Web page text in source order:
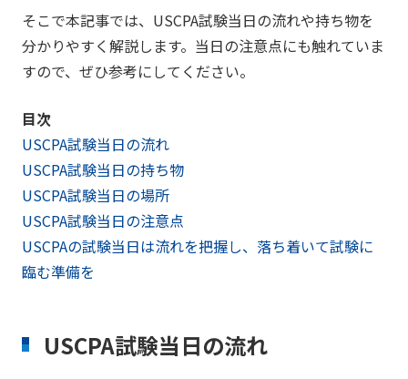
そこで本記事では、USCPA試験当日の流れや持ち物を
分かりやすく解説します。当日の注意点にも触れていま
すので、ぜひ参考にしてください。
目次
USCPA試験当日の流れ
USCPA試験当日の持ち物
USCPA試験当日の場所
USCPA試験当日の注意点
USCPAの試験当日は流れを把握し、落ち着いて試験に
臨む準備を
USCPA試験当日の流れ